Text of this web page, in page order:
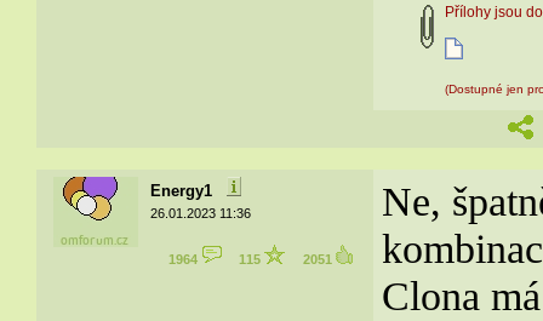
Přílohy jsou
(Dostupné jen
Energy1
26.01.2023 11:36
1964 115 2051
Ne,
Clona